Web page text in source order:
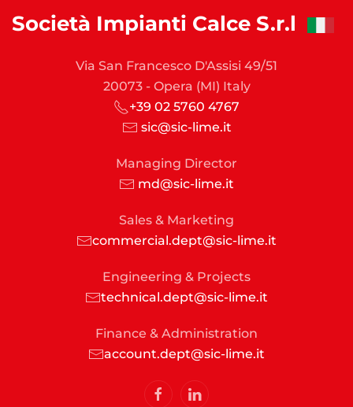
Società Impianti Calce S.r.l
Via San Francesco D'Assisi 49/51
20073 - Opera (MI) Italy
+39 02 5760 4767
sic@sic-lime.it
Managing Director
md@sic-lime.it
Sales & Marketing
commercial.dept@sic-lime.it
Engineering & Projects
technical.dept@sic-lime.it
Finance & Administration
account.dept@sic-lime.it